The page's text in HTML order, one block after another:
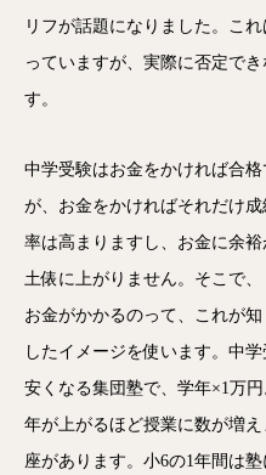
リフが話題になりました。こ
っていますが、実際に否定で
す。
中学受験はお金をかければ合
が、お金をかければそれだけ
率は高まりますし、お金に余
土俵に上がりません。そこで
お金がかかるのって、これが
したイメージを使います。中
安くなる集団塾で、学年×1万
年が上がるほど授業に数が増
座があります。小6の1年間は